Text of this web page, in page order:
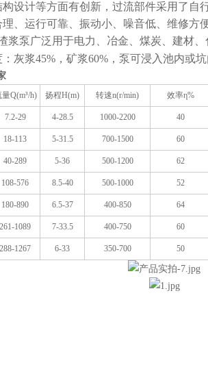
设计等方面有创新，过流部件采用了自
、运行可靠、振动小、噪音低、维修方
浆泵广泛用于电力、冶金、煤炭、建材
灰浆45%，矿浆60%，泵可浸入池内或
Q(m³/h) 扬程H(m) 转速n(r/min) 效率η%
7.2-29 4-28.5 1000-2200 40
18-113 5-31.5 700-1500 60
40-289 5-36 500-1200 62
108-576 8.5-40 500-1000 52
180-890 6.5-37 400-850 64
261-1089 7-33.5 400-750 60
288-1267 6-33 350-700 50